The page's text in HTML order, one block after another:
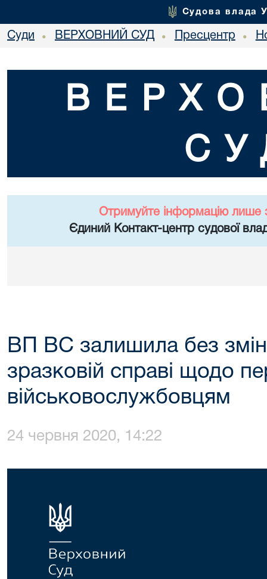
Судова влада
Суди • ВЕРХОВНИЙ СУД • Пресцентр •
Отримуйте інформацію лише
Єдиний Контакт-центр судової
ВП ВС залишила без
зразковій справі щодо
військовослужбовцям
24 червня 2020, 14:22